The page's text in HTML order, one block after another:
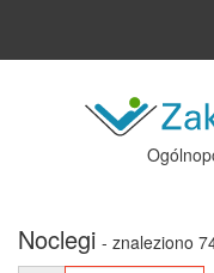
Noclegi - znaleziono